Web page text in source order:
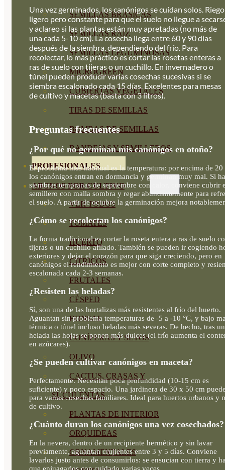
SEMILLAS BRASICAS
SEMILLAS RAÍZ
SEMILLAS LEGUMINOSAS
MICROGREEN
CUBIERTAS VEGETALES
TIRAS DE SEMILLAS
BOMBAS DE SEMILLAS
BANDEJAS Y SEMILLEROS
PROFESIONALES
ABONOS POR CULTIVO
VER TODOS
TOMATES
HUERTO
CÍTRICOS
FRUTALES
CÉSPED
BONSAI
CONÍFERAS Y SETOS
OLIVO
CACTUS, CRASAS Y
SUCULENTAS
PLANTAS DE INTERIOR
ORQUIDEAS
ORNAMENTALES
Una vez germinados, los canónigos se cuidan solos. Riego
ligero pero constante para que el suelo no llegue a
y aclareo si las plantas están muy apretadas (no más de
una cada 5-10 cm). La cosecha llega entre 60 y 90 días
después de la siembra, dependiendo del frío. Para
recolectar, lo más práctico es cortar las rosetas enteras a
ras de suelo con tijeras o un cuchillo. En invernadero o
túnel pueden producir varias cosechas sucesivas si se
siembra escalonado cada 15 días. Excelentes para mesas
de cultivo y macetas (basta con 3 litros).
Preguntas frecuentes
¿Por qué no germinan mis canónigos en otoño?
El problema más habitual es la temperatura: por encima de 20
los canónigos entran en dormancia y germinan muy mal. Si
siembras tempranas de septiembre con calor, conviene cubrir
semillero con malla sombra y regar abundantemente para
el suelo. A partir de octubre la germinación mejora
¿Cómo se recolectan los canónigos?
La forma tradicional es cortar la roseta entera a ras de suelo
tijeras o un cuchillo afilado. También se pueden ir cogiendo
exteriores y dejar el corazón para que siga creciendo, pero en
canónigos el rendimiento es mejor con corte completo y
escalonada cada 2-3 semanas.
¿Resisten las heladas?
Sí, son una de las hortalizas más resistentes al frío del huerto.
Aguantan sin problema temperaturas de -5 a -10 °C, y bajo
térmica o túnel incluso heladas más severas. De hecho, tras
helada las hojas se ponen más dulces (el frío aumenta el
en azúcares).
¿Se pueden cultivar canónigos en maceta?
Perfectamente. Necesitan poca profundidad (10-15 cm es
suficiente) y poco espacio. Una jardinera de 30 x 50 cm
para varias cosechas familiares. Ideal para huertos urbanos y
de cultivo.
¿Cuánto duran los canónigos una vez cosechados?
En la nevera, dentro de un recipiente hermético y sin lavar
previamente, aguantan crujientes entre 3 y 5 días. Conviene
lavarlos justo antes de consumirlos: se ensucian con tierra y